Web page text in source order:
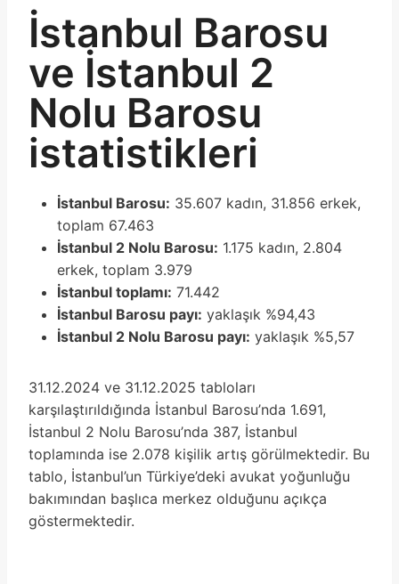
İstanbul Barosu
ve İstanbul 2
Nolu Barosu
istatistikleri
İstanbul Barosu: 35.607 kadın, 31.856 erkek,
toplam 67.463
İstanbul 2 Nolu Barosu: 1.175 kadın, 2.804
erkek, toplam 3.979
İstanbul toplamı: 71.442
İstanbul Barosu payı: yaklaşık %94,43
İstanbul 2 Nolu Barosu payı: yaklaşık %5,57
31.12.2024 ve 31.12.2025 tabloları
karşılaştırıldığında İstanbul Barosu’nda 1.691,
İstanbul 2 Nolu Barosu’nda 387, İstanbul
toplamında ise 2.078 kişilik artış görülmektedir. Bu
tablo, İstanbul’un Türkiye’deki avukat yoğunluğu
bakımından başlıca merkez olduğunu açıkça
göstermektedir.